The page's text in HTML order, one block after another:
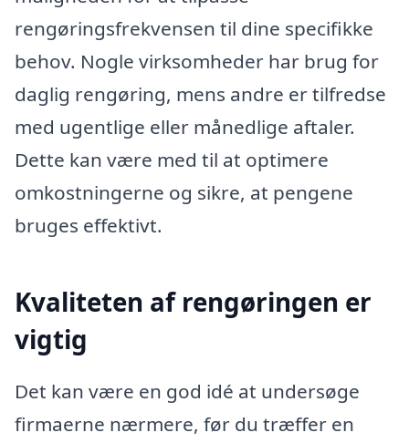
rengøringsfrekvensen til dine specifikke
behov. Nogle virksomheder har brug for
daglig rengøring, mens andre er tilfredse
med ugentlige eller månedlige aftaler.
Dette kan være med til at optimere
omkostningerne og sikre, at pengene
bruges effektivt.
Kvaliteten af rengøringen er
vigtig
Det kan være en god idé at undersøge
firmaerne nærmere, før du træffer en